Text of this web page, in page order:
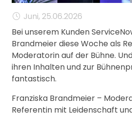
MANAGEMENT
FAQ
Juni, 25.06.2026
Bei unserem Kunden
Brandmeier diese Woche als
Moderatorin auf der Bühne.
ihren Inhalten und zur
fantastisch.
Franziska Brandmeier –
Referentin mit Leidenschaft